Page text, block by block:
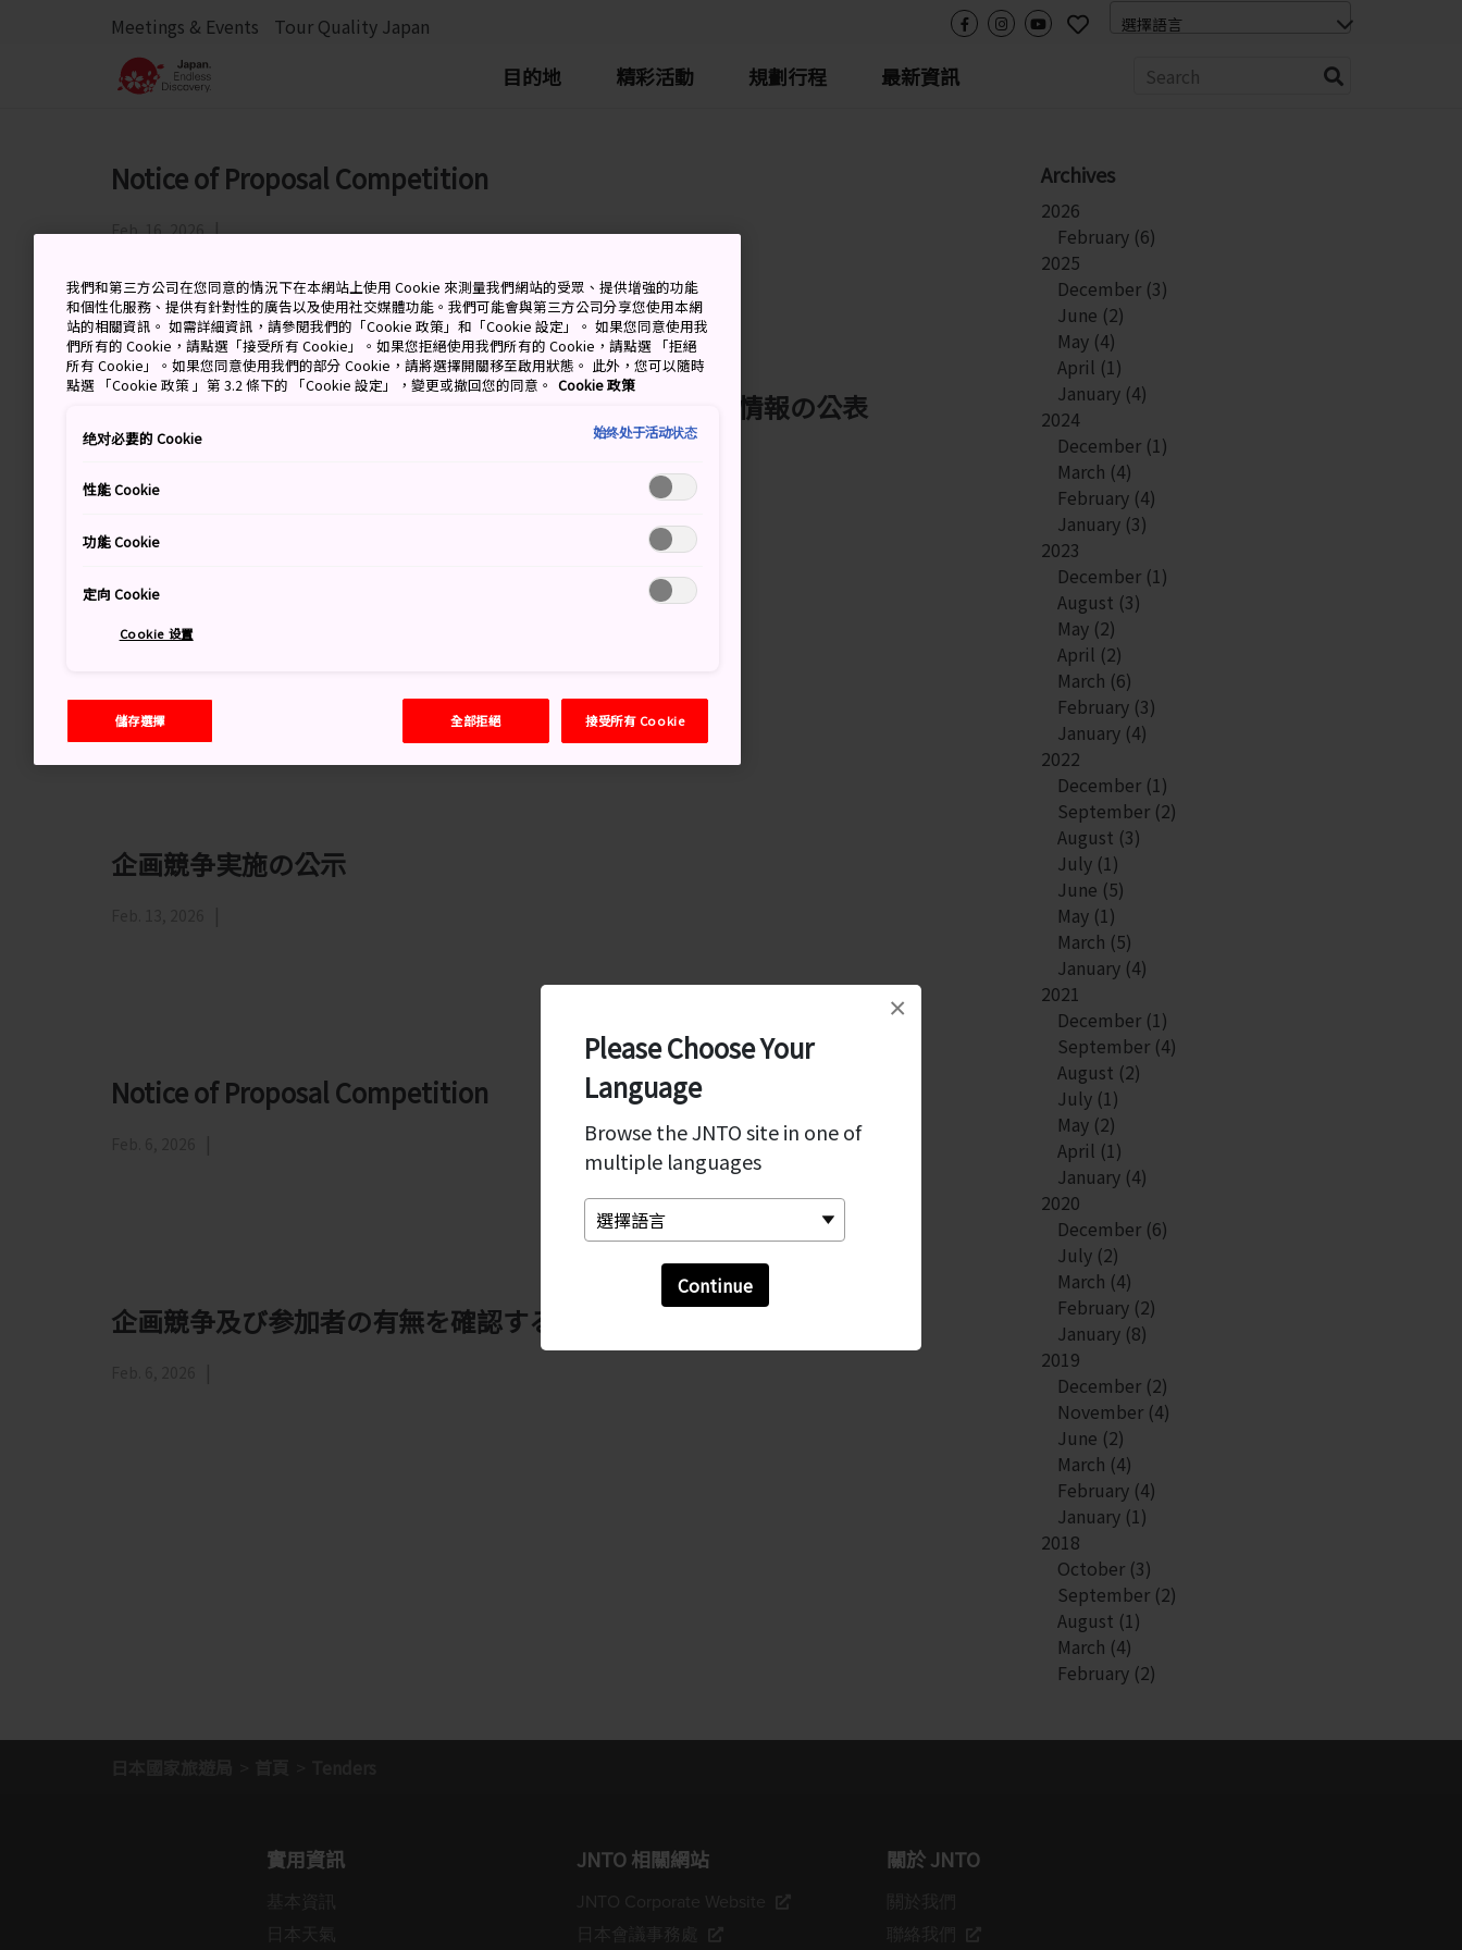
Please Choose Your
Language
Browse the JNTO site in one of
multiple languages
Continue
×
Meetings & Events Tour Quality Japan
目的地 精彩活動 規劃行程 最新資訊
Notice of Proposal Competition
Feb. 16, 2026
企画競争及び参加者の有無を確認する公募の実施予定情報の公表
Notice of Proposal Competition
企画競争実施の公示
Notice of Proposal Competition
企画競争及び参加者の有無を確認する公募の実施予定情報の公表
Archives
2026
February (6)
2025
December (3)
June (2)
May (4)
April (1)
January (4)
2024
December (1)
March (4)
February (4)
January (3)
2023
December (1)
August (3)
May (2)
April (2)
March (6)
February (3)
January (4)
2022
December (1)
September (2)
August (3)
July (1)
June (5)
May (1)
March (5)
January (4)
2021
December (1)
September (4)
August (2)
July (1)
May (2)
April (1)
January (4)
2020
December (6)
July (2)
March (4)
February (2)
January (8)
2019
December (2)
November (4)
June (2)
March (4)
February (4)
January (1)
2018
October (3)
September (2)
August (1)
March (4)
February (2)
實用資訊 JNTO 相關網站 關於 JNTO
我們和第三方公司在您同意的情況下在本網站上使用 Cookie 來測量我們網站的受眾、提供增強的功能
和個性化服務、提供有針對性的廣告以及使用社交媒體功能。我們可能會與第三方公司分享您使用本網
站的相關資訊。 如需詳細資訊，請參閱我們的「Cookie 政策」和「Cookie 設定」。 如果您同意使用我
們所有的 Cookie，請點選「接受所有 Cookie」。如果您拒絕使用我們所有的 Cookie，請點選 「拒絕
所有 Cookie」。如果您同意使用我們的部分 Cookie，請將選擇開關移至啟用狀態。 此外，您可以隨時
點選 「Cookie 政策 」第 3.2 條下的 「Cookie 設定」，變更或撤回您的同意。 Cookie 政策
绝对必要的 Cookie 始终处于活动状态
性能 Cookie
功能 Cookie
定向 Cookie
Cookie 设置
儲存選擇 全部拒絕 接受所有 Cookie